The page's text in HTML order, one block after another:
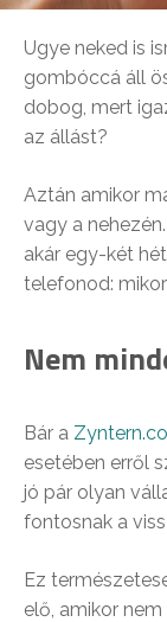
Ugye neked is
gombóccá áll
dobog, mert
az állást?
Aztán amikor
vagy a
akár egy-két
telefonod:
Nem
Bár a
esetében erről
jó pár olyan
fontosnak a
Ez
elő, amikor